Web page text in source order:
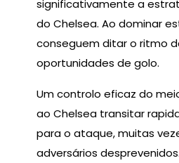
significativamente a
do Chelsea. Ao dominar
conseguem ditar o ritmo
oportunidades de golo.
Um controlo eficaz do
ao Chelsea transitar
para o ataque, muitas
adversários